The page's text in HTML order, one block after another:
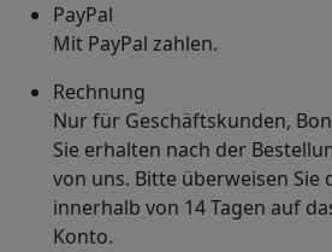
PayPal
Mit PayPal zahlen.
Rechnung
Nur für Geschäftskunden,
Sie erhalten nach der
von uns. Bitte überweisen Sie
innerhalb von 14 Tagen auf
Konto.